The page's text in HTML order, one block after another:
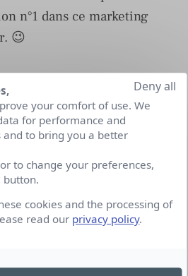
n°1 dans ce marketing
😉
animaux
Instagram en
du 1er
Squeezie,
your comfort of use. We
for performance and
to bring you a better
to change your preferences,
button.
cookies and the processing of
read our privacy policy.
Deny all